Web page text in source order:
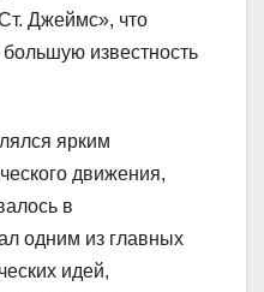
Джеймс», что
известность
ярким
движения,
в
одним из главных
идей,